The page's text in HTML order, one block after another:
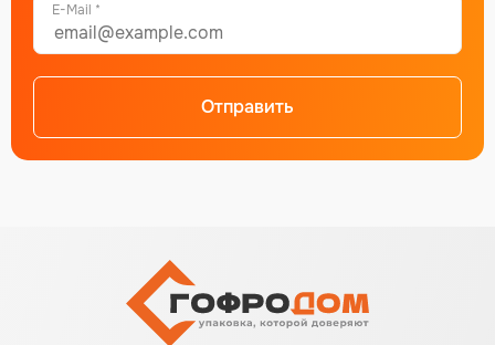
E-Mail *
Отправить